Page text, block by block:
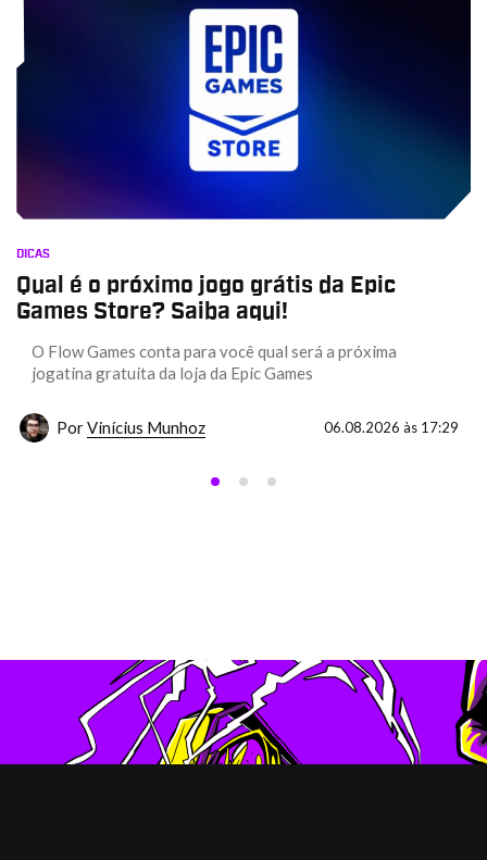
DICAS
Qual é o próximo jogo grátis da Epic
Games Store? Saiba aqui!
O Flow Games conta para você qual será a próxima
jogatina gratuita da loja da Epic Games
PorVinícius Munhoz 06.08.2026 às 17:29